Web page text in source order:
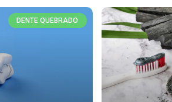
DENTE QUEBRADO